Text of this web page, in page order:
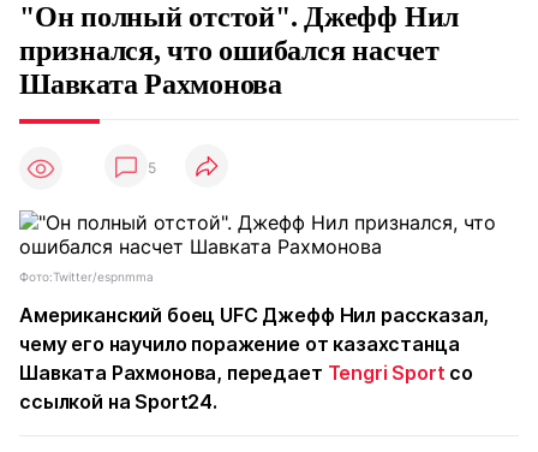
"Он полный отстой". Джефф Нил
признался, что ошибался насчет
Шавката Рахмонова
5
Фото:Twitter/espnmma
Американский боец UFC Джефф Нил рассказал,
чему его научило поражение от казахстанца
Шавката Рахмонова, передает Tengri Sport со
ссылкой на Sport24.